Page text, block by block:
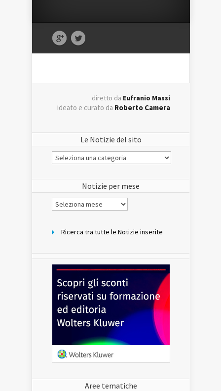
diretto da Eufranio Massi
ideato e curato da Roberto Camera
Le Notizie del sito
Le
Notizie
Notizie per mese
Notizie
per
Ricerca tra tutte le Notizie inserite
Aree tematiche